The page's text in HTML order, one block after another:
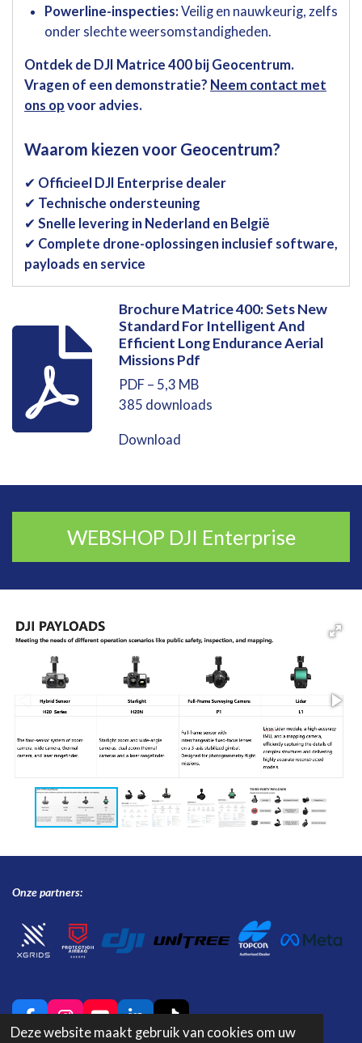
Deze website maakt gebruik van cookies om uw
Powerline-inspecties: Veilig en nauwkeurig, zelfs
onder slechte weersomstandigheden.
Ontdek de DJI Matrice 400 bij Geocentrum.
Vragen of een demonstratie? Neem contact met
ons op voor advies.
Waarom kiezen voor Geocentrum?
✔ Officieel DJI Enterprise dealer
✔ Technische ondersteuning
✔ Snelle levering in Nederland en België
✔ Complete drone-oplossingen inclusief software,
payloads en service
Brochure Matrice 400: Sets New
Standard For Intelligent And
Efficient Long Endurance Aerial
Missions Pdf
PDF – 5,3 MB
385 downloads
Download
WEBSHOP DJI Enterprise
Onze partners:
T